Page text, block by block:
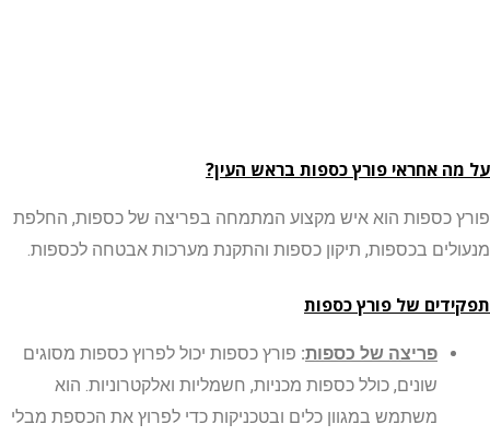
אחראי פורץ כספות בראש העין?
כספות הוא איש מקצוע המתמחה בפריצה של כספות, החלפת
בכספות, תיקון כספות והתקנת מערכות אבטחה לכספות.
של פורץ כספות
פריצה של כספות:פורץ כספות יכול לפרוץ כספות מסוגים
שונים, כולל כספות מכניות, חשמליות ואלקטרוניות. הוא
משתמש במגוון כלים ובטכניקות כדי לפרוץ את הכספת מבלי